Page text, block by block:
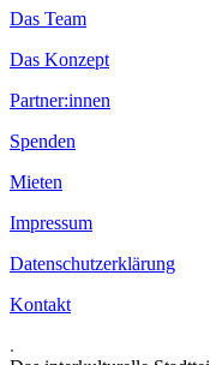
Das Team
Das Konzept
Partner:innen
Spenden
Mieten
Impressum
Datenschutzerklärung
Kontakt
.